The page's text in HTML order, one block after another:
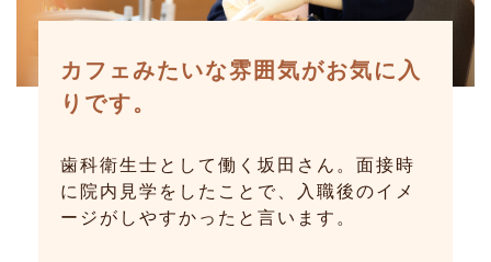
カフェみたいな雰囲気がお気に入
りです。
歯科衛生士として働く坂田さん。面接時
に院内見学をしたことで、入職後のイメ
ージがしやすかったと言います。
患者さんにも褒められます。
緯やいけだ歯科の好きなところを聞きま
した。
が嬉しかったです！
を持って楽しく働いていると言います。
Q.いけだ歯科を選んだ理由を教えてくだ
る。ここで働けて良かったです。
同士の雰囲気の良さも、患者さんに寄り
添う姿勢も「いけだ歯科」の魅力だと話
します。